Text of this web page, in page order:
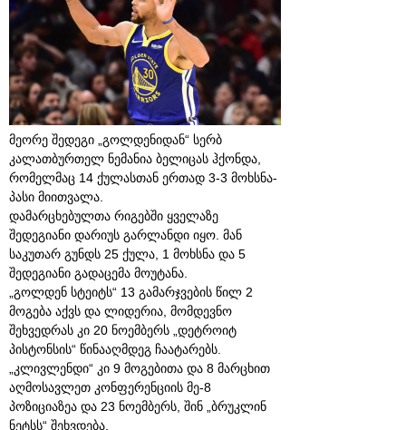
მეორე შედეგი „გოლდენიდან“ სერბ
კალათბურთელ ნემანია ბელიცას ჰქონდა,
რომელმაც 14 ქულასთან ერთად 3-3 მოხსნა-
პასი მიითვალა.
დამარცხებულთა რიგებში ყველაზე
შედეგიანი დარიუს გარლანდი იყო. მან
საკუთარ გუნდს 25 ქულა, 1 მოხსნა და 5
შედეგიანი გადაცემა მოუტანა.
„გოლდენ სტეიტს“ 13 გამარჯვების წილ 2
მოგება აქვს და ლიდერია, მომდევნო
შეხვედრას კი 20 ნოემბერს „დეტროიტ
პისტონსის“ წინააღმდეგ ჩაატარებს.
„კლივლენდი“ კი 9 მოგებითა და 8 მარცხით
აღმოსავლეთ კონფერენციის მე-8
პოზიციაზეა და 23 ნოემბერს, შინ „ბრუკლინ
ნეტსს“ შეხვდება.